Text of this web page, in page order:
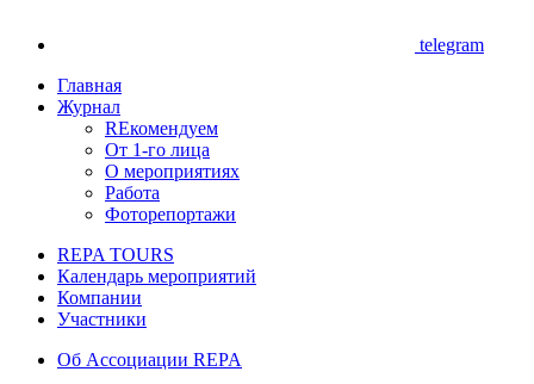
telegram
Главная
Журнал
REкомендуем
От 1-го лица
О мероприятиях
Работа
Фоторепортажи
REPA TOURS
Календарь мероприятий
Компании
Участники
Об Ассоциации REPA